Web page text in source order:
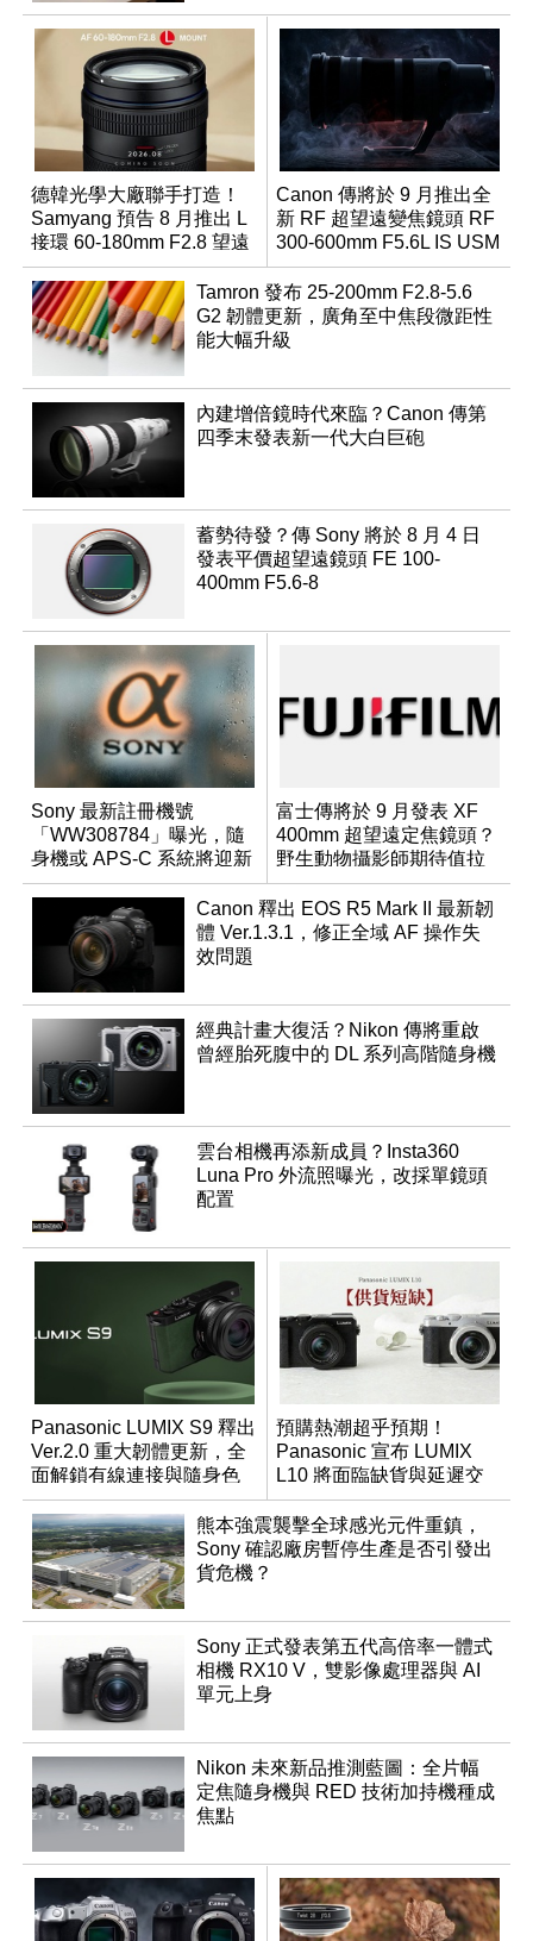
德韓光學大廠聯手打造！
Samyang 預告 8 月推出 L
接環 60-180mm F2.8 望遠
變焦鏡
Canon 傳將於 9 月推出全
新 RF 超望遠變焦鏡頭 RF
300-600mm F5.6L IS USM
Tamron 發布 25-200mm F2.8-5.6
G2 韌體更新，廣角至中焦段微距性
能大幅升級
內建增倍鏡時代來臨？Canon 傳第
四季末發表新一代大白巨砲
蓄勢待發？傳 Sony 將於 8 月 4 日
發表平價超望遠鏡頭 FE 100-
400mm F5.6-8
Sony 最新註冊機號
「WW308784」曝光，隨
身機或 APS-C 系統將迎新
成員？
富士傳將於 9 月發表 XF
400mm 超望遠定焦鏡頭？
野生動物攝影師期待值拉
滿
Canon 釋出 EOS R5 Mark II 最新韌
體 Ver.1.3.1，修正全域 AF 操作失
效問題
經典計畫大復活？Nikon 傳將重啟
曾經胎死腹中的 DL 系列高階隨身機
雲台相機再添新成員？Insta360
Luna Pro 外流照曝光，改採單鏡頭
配置
Panasonic LUMIX S9 釋出
Ver.2.0 重大韌體更新，全
面解鎖有線連接與隨身色
調編輯
預購熱潮超乎預期！
Panasonic 宣布 LUMIX
L10 將面臨缺貨與延遲交
貨時間
熊本強震襲擊全球感光元件重鎮，
Sony 確認廠房暫停生產是否引發出
貨危機？
Sony 正式發表第五代高倍率一體式
相機 RX10 V，雙影像處理器與 AI
單元上身
Nikon 未來新品推測藍圖：全片幅
定焦隨身機與 RED 技術加持機種成
焦點